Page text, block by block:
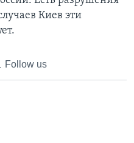
Киев эти
Follow us